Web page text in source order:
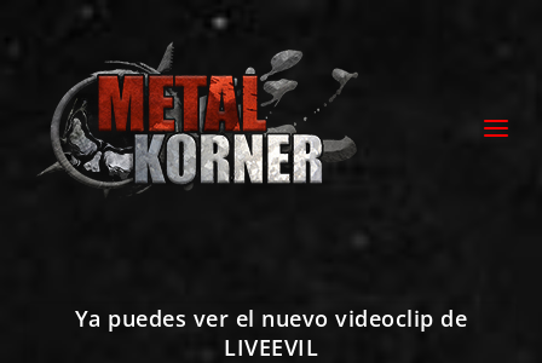
Ya puedes ver el nuevo videoclip de
LIVEEVIL